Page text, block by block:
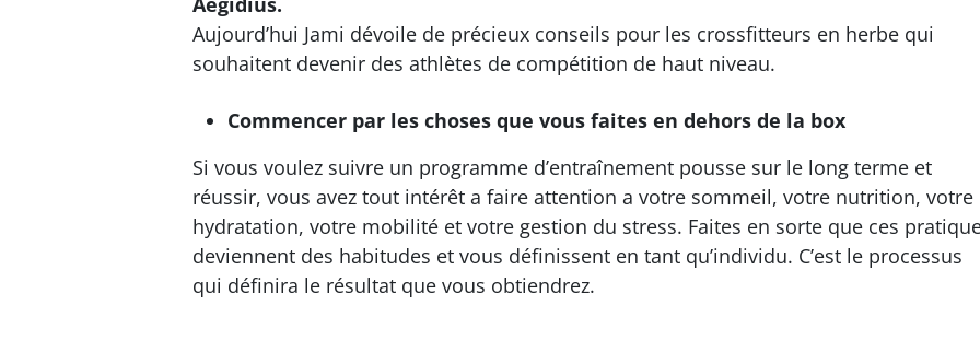
Aujourd’hui Jami dévoile de précieux conseils pour les crossfitteurs en herbe qui
souhaitent devenir des athlètes de compétition de haut niveau.
Commencer par les choses que vous faites en dehors de la box
Si vous voulez suivre un programme d’entraînement pousse sur le long terme et
réussir, vous avez tout intérêt a faire attention a votre sommeil, votre nutrition, votre
hydratation, votre mobilité et votre gestion du stress. Faites en sorte que ces
deviennent des habitudes et vous définissent en tant qu’individu. C’est le processus
qui définira le résultat que vous obtiendrez.